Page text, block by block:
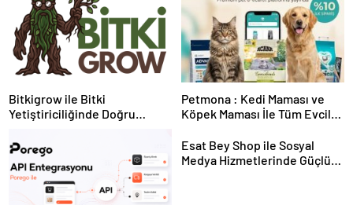
Bitkigrow ile Bitki
Yetiştiriciliğinde Doğru
Petmona : Kedi Maması ve
Köpek Maması İle Tüm Evcil
Esat Bey Shop ile Sosyal
Medya Hizmetlerinde Güçlü